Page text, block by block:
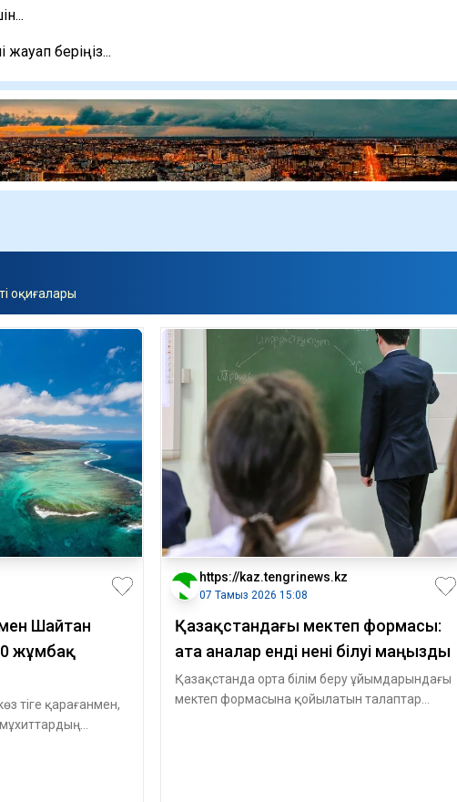
беріңіз...
оқиғалары
Шайтан
жұмбақ
тіге қарағанмен,
https://kaz.tengrinews.kz
07 Тамыз 2026 15:08
Қазақстандағы мектеп формасы:
ата аналар енді нені білуі маңызды
Қазақстанда орта білім беру ұйымдарындағы
мектеп формасына қойылатын талаптар